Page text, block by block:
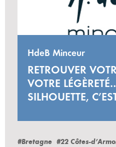
HdeB Minceur
RETROUVER
VOTRE
SILHOUETTE,
#Bretagne #22 Côtes-